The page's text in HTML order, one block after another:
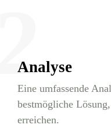
Analyse
Eine umfassende
bestmögliche
erreichen.